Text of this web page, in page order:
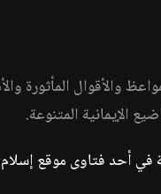
والأقوال المأثورة
الإيمانية المتنوعة.
أحد فتاوى موقع